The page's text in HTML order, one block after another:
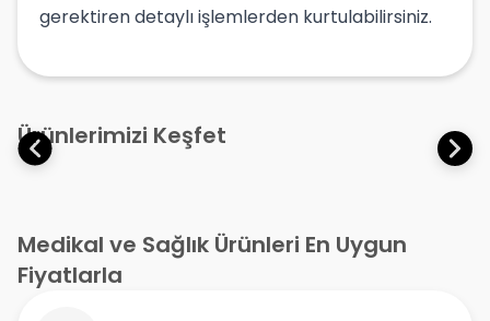
gerektiren detaylı işlemlerden kurtulabilirsiniz.
Ürünlerimizi Keşfet
Medikal ve Sağlık Ürünleri En Uygun
Fiyatlarla